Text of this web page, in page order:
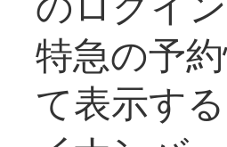
特急の予
て表示す